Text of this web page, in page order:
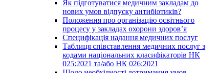
Як підготуватися медичним закладам до
нових умов відпуску антибіотиків?
Положення про організацію освітнього
процесу у закладах охорони здоров’я
Специфікація надання медичних послуг
Таблиця співставлення медичних послуг з
кодами національних класифікаторів НК
025:2021 та/або НК 026:2021